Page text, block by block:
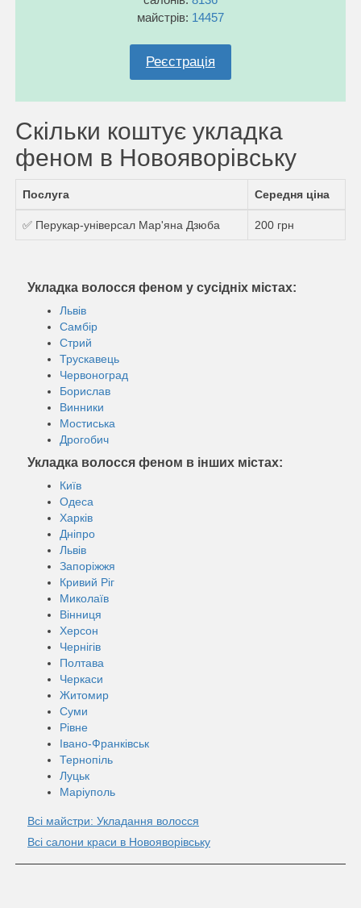
майстрів: 14457
Реєстрація
Скільки коштує укладка
феном в Новояворівську
Послуга Середня ціна
✅ Перукар-універсал Мар'яна Дзюба 200 грн
Укладка волосся феном у сусідніх містах:
Львів
Самбір
Стрий
Трускавець
Червоноград
Борислав
Винники
Мостиська
Дрогобич
Укладка волосся феном в інших містах:
Київ
Одеса
Харків
Дніпро
Львів
Запоріжжя
Кривий Ріг
Миколаїв
Вінниця
Херсон
Чернігів
Полтава
Черкаси
Житомир
Суми
Рівне
Івано-Франківськ
Тернопіль
Луцьк
Маріуполь
Всі майстри: Укладання волосся
Всі салони краси в Новояворівську